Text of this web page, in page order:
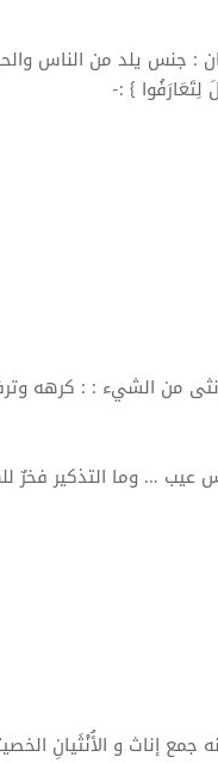
: جنس يلد من الناس
لِتَعَارَفُوا } :-
من الشيء : : كرهه
عيب ... وما التذكير فخرٌ
جمع إناث و الأُنْثَيانِ